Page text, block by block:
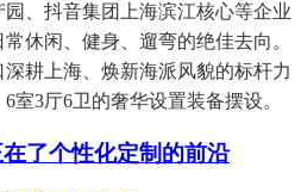
、抖音集团上海滨江核心等企业
休闲、健身、遛弯的绝佳去向。
耕上海、焕新海派风貌的标杆力
室3厅6卫的奢华设置装备摆设。
了个性化定制的前沿